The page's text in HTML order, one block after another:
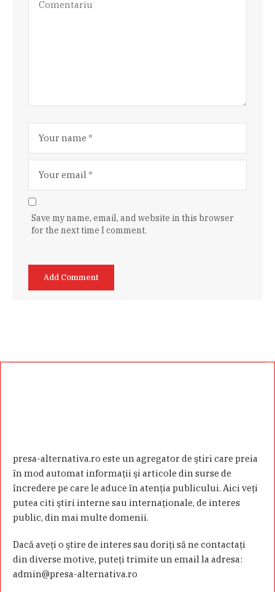
Save my name, email, and website in this browser
for the next time I comment.
presa-alternativa.ro este un agregator de ştiri care preia
în mod automat informaţii şi articole din surse de
încredere pe care le aduce în atenţia publicului. Aici veţi
putea citi ştiri interne sau internaţionale, de interes
public, din mai multe domenii.
Dacă aveţi o ştire de interes sau doriţi să ne contactaţi
din diverse motive, puteţi trimite un email la adresa:
admin@presa-alternativa.ro